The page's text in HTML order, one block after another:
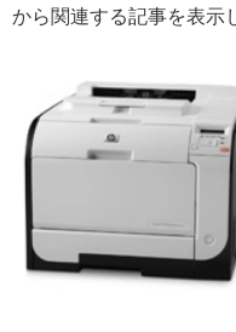
から関連する記事を表示